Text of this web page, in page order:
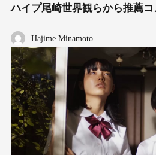
ハイプ尾崎世界観らから推薦
Hajime Minamoto